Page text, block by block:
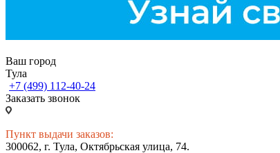
Ваш город
Тула
+7 (499) 112-40-24
Заказать звонок
Пункт выдачи заказов:
300062, г. Тула, Октябрьская улица, 74.